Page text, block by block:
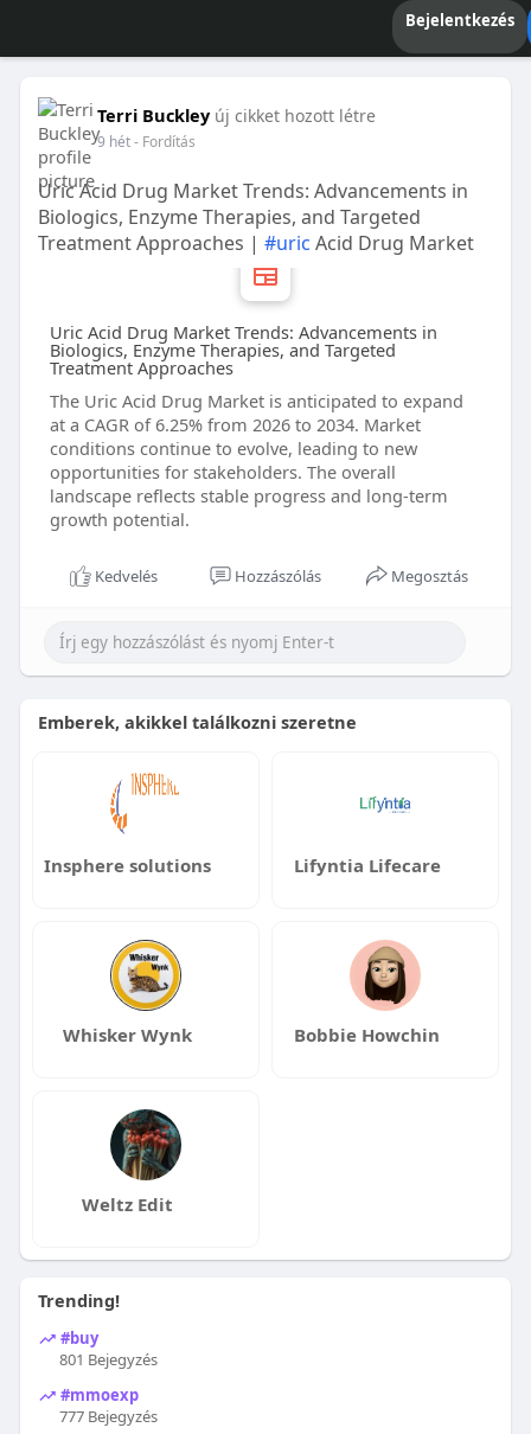
Bejelentkezés
Terri Buckley új cikket hozott létre
9 hét- Fordítás
Uric Acid Drug Market Trends: Advancements in
Biologics, Enzyme Therapies, and Targeted
Treatment Approaches | #uric Acid Drug Market
Uric Acid Drug Market Trends: Advancements in
Biologics, Enzyme Therapies, and Targeted
Treatment Approaches
The Uric Acid Drug Market is anticipated to expand
at a CAGR of 6.25% from 2026 to 2034. Market
conditions continue to evolve, leading to new
opportunities for stakeholders. The overall
landscape reflects stable progress and long-term
growth potential.
Kedvelés Hozzászólás Megosztás
Emberek, akikkel találkozni szeretne
Insphere solutions Lifyntia Lifecare
Whisker Wynk Bobbie Howchin
Weltz Edit
Trending!
#buy
801 Bejegyzés
#mmoexp
777 Bejegyzés